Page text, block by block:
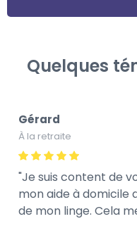
Quelques
Gérard
À la retraite
Je suis content de
mon aide à domicile
de mon linge. Cela